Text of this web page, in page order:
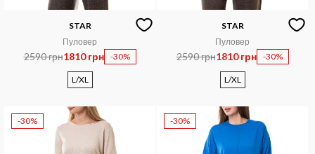
STAR
Пуловер
2590 грн1810 грн -30%
L/XL
STAR
Пуловер
2590 грн1810 грн -30%
L/XL
-30% -30%